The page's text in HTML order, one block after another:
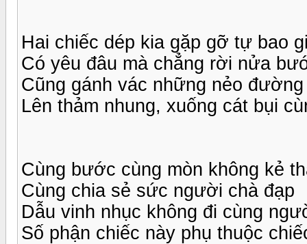
Hai chiếc dép kia gặp gỡ tự bao
Có yêu đâu mà chẳng rời nửa
Cũng gánh vác những nẻo
Lên thảm nhung, xuống cát bụi
Cùng bước cùng mòn không kẻ
Cùng chia sẻ sức người chà đạp
Dẫu vinh nhục không đi cùng
Số phận chiếc này phụ thuộc